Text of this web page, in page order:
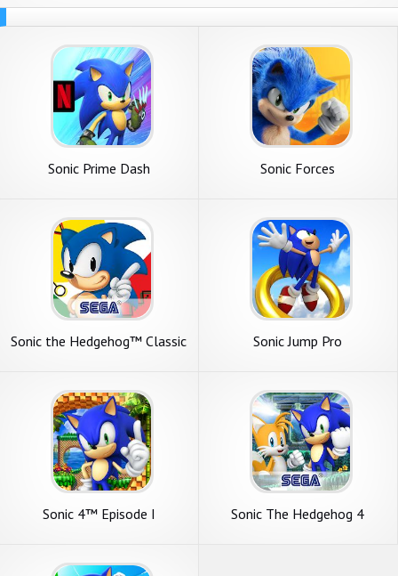
Sonic Prime Dash Sonic Forces
Sonic the Hedgehog™ Classic Sonic Jump Pro
Sonic 4™ Episode I
Sonic The Hedgehog 4